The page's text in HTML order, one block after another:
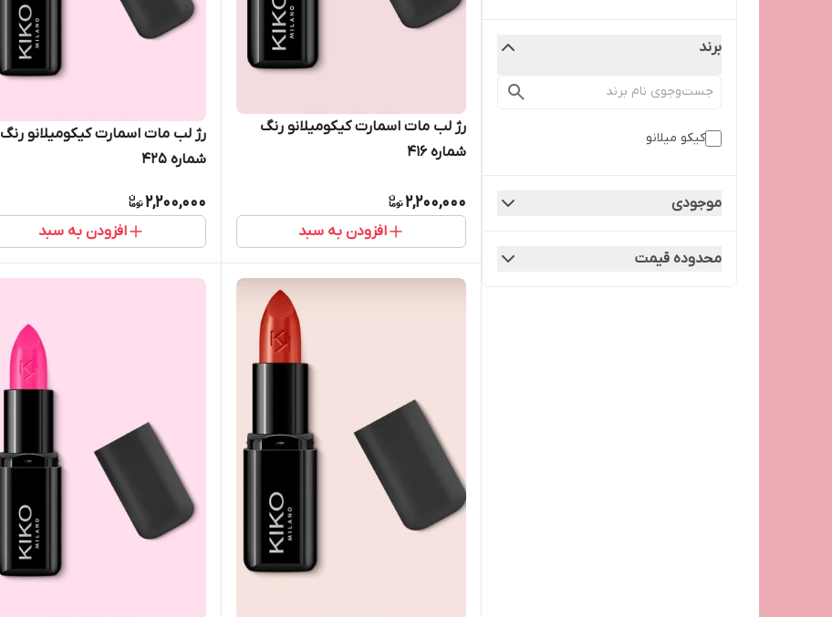
برند
کیکو میلانو
موجودی
محدوده قیمت
رژ لب مات اسمارت کیکومیلانو رنگ
شماره 416
2,200,000
افزودن به سبد
رژ لب مات اسمارت کیکومیلانو رنگ
شماره 425
2,200,000
افزودن به سبد